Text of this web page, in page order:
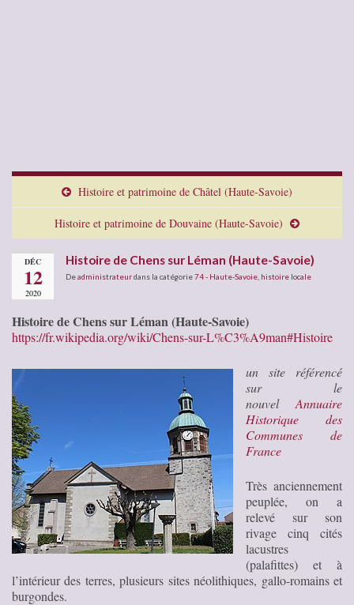
Histoire et patrimoine de Châtel (Haute-Savoie)
Histoire et patrimoine de Douvaine (Haute-Savoie)
DÉC
12
2020
Histoire de Chens sur Léman (Haute-Savoie)
Deadministrateurdans la catégorie74 - Haute-Savoie histoire locale
Histoire de Chens sur Léman (Haute-Savoie)
https://fr.wikipedia.org/wiki/Chens-sur-L%C3%A9man#Histoire
un site référencé
sur le
nouvel Annuaire
Historique des
Communes de
France
Très anciennement
peuplée, on a
relevé sur son
rivage cinq cités
lacustres
(palafittes) et à
l’intérieur des terres, plusieurs sites néolithiques, gallo-romains et
burgondes.